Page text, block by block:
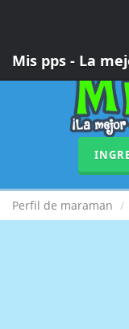
Mis pps - La
Perfil de maraman